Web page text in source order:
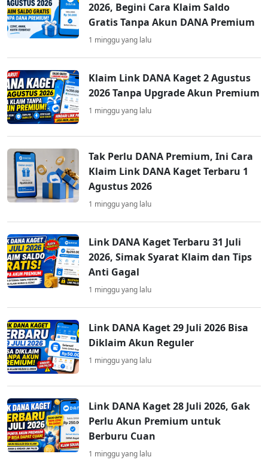
2026, Begini Cara Klaim Saldo
Gratis Tanpa Akun DANA Premium
1 minggu yang lalu
Klaim Link DANA Kaget 2 Agustus
2026 Tanpa Upgrade Akun Premium
1 minggu yang lalu
Tak Perlu DANA Premium, Ini Cara
Klaim Link DANA Kaget Terbaru 1
Agustus 2026
1 minggu yang lalu
Link DANA Kaget Terbaru 31 Juli
2026, Simak Syarat Klaim dan Tips
Anti Gagal
1 minggu yang lalu
Link DANA Kaget 29 Juli 2026 Bisa
Diklaim Akun Reguler
1 minggu yang lalu
Link DANA Kaget 28 Juli 2026, Gak
Perlu Akun Premium untuk
Berburu Cuan
1 minggu yang lalu